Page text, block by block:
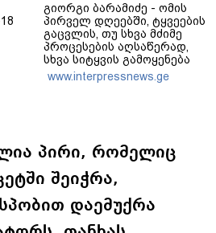
გიორგი ბარამიძე - ომის
პირველ დღეებში, ტყვეების
გაცვლის, თუ სხვა მძიმე
პროცესების აღსაწერად,
სხვა სიტყვის გამოყენება
აჯობებდა - არასდროს
მითქვამს, რომ ჩვენები
ფაქტი ვიცი
www.interpressnews.ge
პირი, რომელიც
შეიჭრა,
დაემუქრა